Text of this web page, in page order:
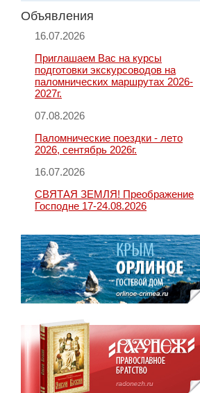
Объявления
16.07.2026
Приглашаем Вас на курсы
подготовки экскурсоводов на
паломнических маршрутах 2026-
2027г.
07.08.2026
Паломнические поездки - лето
2026, сентябрь 2026г.
16.07.2026
СВЯТАЯ ЗЕМЛЯ! Преображение
Господне 17-24.08.2026